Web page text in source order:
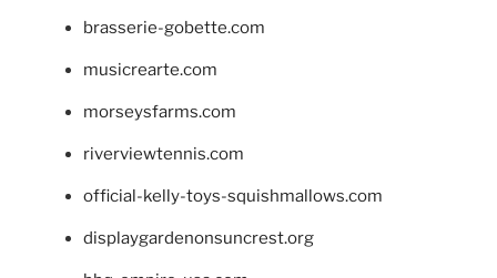
brasserie-gobette.com
musicrearte.com
morseysfarms.com
riverviewtennis.com
official-kelly-toys-squishmallows.com
displaygardenonsuncrest.org